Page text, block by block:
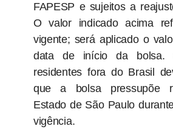
FAPESP e sujeitos a
O valor indicado acima
vigente; será aplicado o
data de início da bolsa.
residentes fora do Brasil
que a bolsa pressupõe
Estado de São Paulo
vigência.